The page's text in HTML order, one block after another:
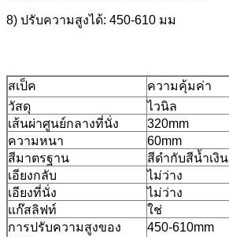
8) ปรับความสูงได้: 450-610 มม
สเป็ค
ความคุ้มค่า
วัสดุ
ไวนิล
เส้นผ่าศูนย์กลางที่นั่ง
320mm
ความหนา
60mm
สีมาตรฐาน
สีดำกับสีน้ำเงิน
เอียงกลับ
ไม่ว่าง
เอียงที่นั่ง
ไม่ว่าง
แก๊สลิฟท์
ใช่
การปรับความสูงของ
450-610mm